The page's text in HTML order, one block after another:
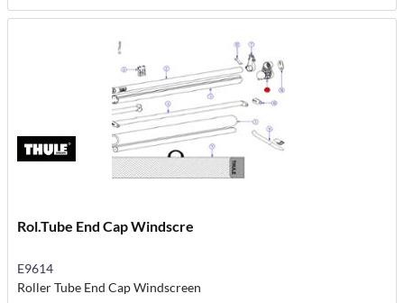
Rol.Tube End Cap Windscre
E9614
Roller Tube End Cap Windscreen